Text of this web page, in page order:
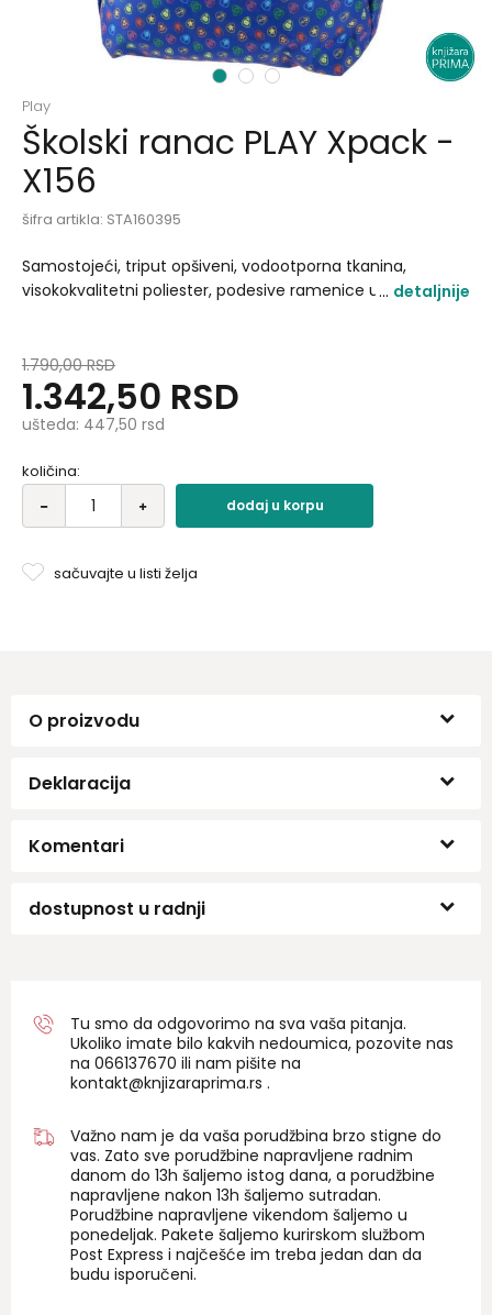
1 2 3
Play
Školski ranac PLAY Xpack -
X156
šifra artikla: STA160395
Samostojeći, triput opšiveni, vodootporna tkanina,
visokokvalitetni poliester, podesive ramenice u obliku
poliester 600D Leđa: meka leđa Ziperi: ZOOM - metalni
potezači Aplikacija: sublimacija i gumena značka.
detaljnije
1.790,00 RSD
1.342,50 RSD
ušteda: 447,50 rsd
količina:
dodaj u korpu
sačuvajte u listi želja
O proizvodu
Deklaracija
Komentari
dostupnost u radnji
Tu smo da odgovorimo na sva vaša pitanja.
Ukoliko imate bilo kakvih nedoumica, pozovite nas
na 066137670 ili nam pišite na
kontakt@knjizaraprima.rs .
Važno nam je da vaša porudžbina brzo stigne do
vas. Zato sve porudžbine napravljene radnim
danom do 13h šaljemo istog dana, a porudžbine
napravljene nakon 13h šaljemo sutradan.
Porudžbine napravljene vikendom šaljemo u
ponedeljak. Pakete šaljemo kurirskom službom
Post Express i najčešće im treba jedan dan da
budu isporučeni.